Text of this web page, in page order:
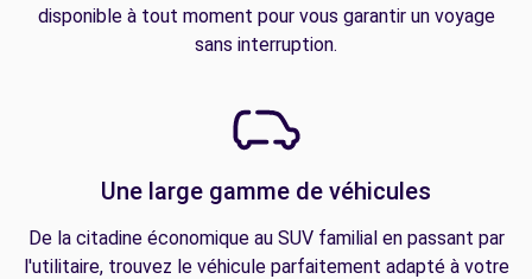
disponible à tout moment pour vous garantir un voyage
sans interruption.
Une large gamme de véhicules
De la citadine économique au SUV familial en passant par
l'utilitaire, trouvez le véhicule parfaitement adapté à votre